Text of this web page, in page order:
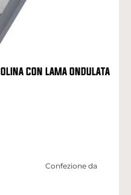
CON LAMA ONDULATA
Confezione da